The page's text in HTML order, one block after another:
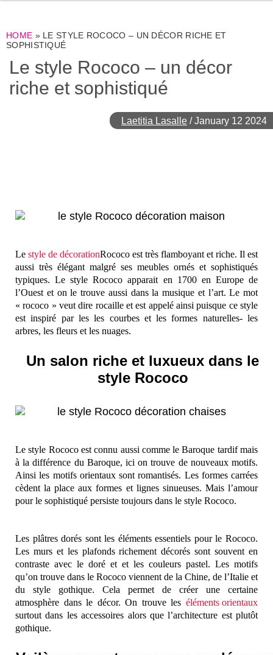
HOME » LE STYLE ROCOCO – UN DÉCOR RICHE ET
SOPHISTIQUÉ
Le style Rococo – un décor
riche et sophistiqué
Laetitia Lasalle /January 12 2024
Le style de décorationRococo est très flamboyant et riche. Il est
aussi très élégant malgré ses meubles ornés et sophistiqués
typiques. Le style Rococo apparait en 1700 en Europe de
l’Ouest et on le trouve aussi dans la musique et l’art. Le mot
« rococo » veut dire rocaille et est appelé ainsi puisque ce style
est inspiré par les les courbes et les formes naturelles- les
arbres, les fleurs et les nuages.
Un salon riche et luxueux dans le
style Rococo
Le style Rococo est connu aussi comme le Baroque tardif mais
à la différence du Baroque, ici on trouve de nouveaux motifs.
Ainsi les motifs orientaux sont romantisés. Les formes carrées
cèdent la place aux formes et lignes sinueuses. Mais l’amour
pour le sophistiqué persiste toujours dans le style Rococo.
Les plâtres dorés sont les éléments essentiels pour le Rococo.
Les murs et les plafonds richement décorés sont souvent en
contraste avec le doré et et les couleurs pastel. Les motifs
qu’on trouve dans le Rococo viennent de la Chine, de l’Italie et
du style gothique. Cela permet de créer une certaine
atmosphère dans le décor. On trouve les éléments orientaux
surtout dans les accessoires alors que l’architecture est plutôt
gothique.